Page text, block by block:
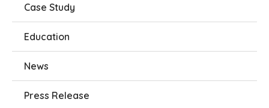
Case Study
Education
News
Press Release